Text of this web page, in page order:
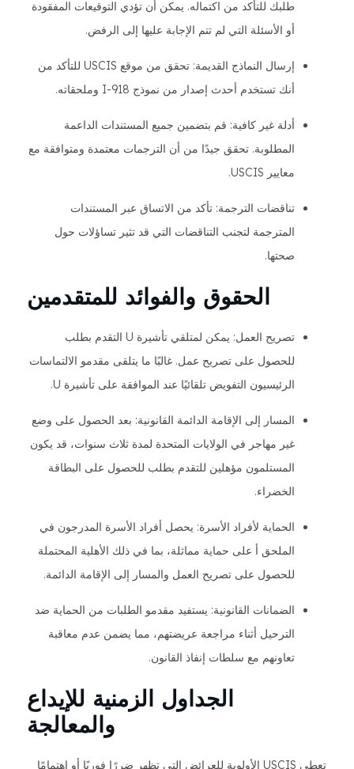
طلبك للتأكد من اكتماله. يمكن أن تؤدي التوقيعات المفقودة
أو الأسئلة التي لم تتم الإجابة عليها إلى الرفض.
إرسال النماذج القديمة: تحقق من موقع USCIS للتأكد من
أنك تستخدم أحدث إصدار من نموذج I-918 وملحقاته.
أدلة غير كافية: قم بتضمين جميع المستندات الداعمة
المطلوبة. تحقق جيدًا من أن الترجمات معتمدة ومتوافقة مع
معايير USCIS.
تناقضات الترجمة: تأكد من الاتساق عبر المستندات
المترجمة لتجنب التناقضات التي قد تثير تساؤلات حول
صحتها.
الحقوق والفوائد للمتقدمين
تصريح العمل: يمكن لمتلقي تأشيرة U التقدم بطلب
للحصول على تصريح عمل. غالبًا ما يتلقى مقدمو الالتماسات
الرئيسيون التفويض تلقائيًا عند الموافقة على تأشيرة U.
المسار إلى الإقامة الدائمة القانونية: بعد الحصول على وضع
غير مهاجر في الولايات المتحدة لمدة ثلاث سنوات، قد يكون
المستلمون مؤهلين للتقدم بطلب للحصول على البطاقة
الخضراء.
الحماية لأفراد الأسرة: يحصل أفراد الأسرة المدرجون في
الملحق أ على حماية مماثلة، بما في ذلك الأهلية المحتملة
للحصول على تصريح العمل والمسار إلى الإقامة الدائمة.
الضمانات القانونية: يستفيد مقدمو الطلبات من الحماية ضد
الترحيل أثناء مراجعة عريضتهم، مما يضمن عدم معاقبة
تعاونهم مع سلطات إنفاذ القانون.
الجداول الزمنية للإيداع
والمعالجة
تعطي USCIS الأولوية للعرائض التي تظهر ضررًا فوريًا أو اهتمامًا